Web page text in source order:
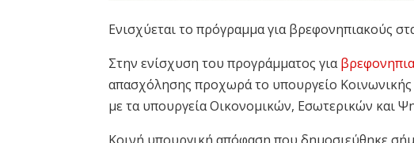
Ενισχύεται το πρόγραμμα για βρεφονηπιακούς
Στην ενίσχυση του προγράμματος για
απασχόλησης προχωρά το υπουργείο Κοινωνικής
με τα υπουργεία Οικονομικών, Εσωτερικών και